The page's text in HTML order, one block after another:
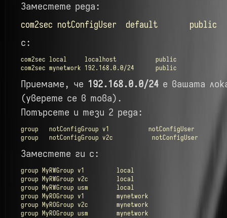
Заместете реда:
com2sec notConfigUser default public
с:
com2sec local     localhost           public
com2sec mynetwork 192.168.0.0/24      public
Приемаме, че 192.168.0.0/24 е вашата
(уверете се в това).
Потърсете и тези 2 реда:
group   notConfigGroup v1           notConfigUser
group   notConfigGroup v2c           notConfigUser
Заместете ги с:
group MyRWGroup v1         local
group MyRWGroup v2c        local
group MyRWGroup usm        local
group MyROGroup v1         mynetwork
group MyROGroup v2c        mynetwork
group MyROGroup usm        mynetwork